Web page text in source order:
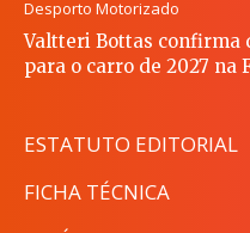
Desporto Motorizado
Valtteri Bottas confirma
para o carro de 2027 na
ESTATUTO EDITORIAL
FICHA TÉCNICA